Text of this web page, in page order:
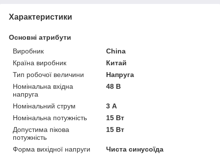
Характеристики
Основні атрибути
Виробник
China
Країна виробник
Китай
Тип робочої величини
Напруга
Номінальна вхідна
напруга
48 В
Номінальний струм
3 А
Номінальна потужність
15 Вт
Допустима пікова
потужність
15 Вт
Форма вихідної напруги
Чиста синусоїда